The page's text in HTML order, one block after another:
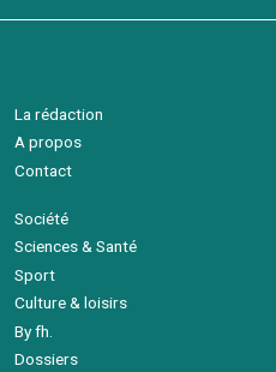
La rédaction
A propos
Contact
Société
Sciences & Santé
Sport
Culture & loisirs
By fh.
Dossiers